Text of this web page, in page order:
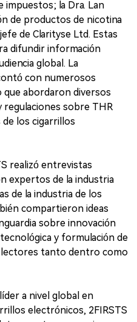
impuestos; la Dra. Lan
de productos de nicotina
de Clarityse Ltd. Estas
difundir información
global. La
con numerosos
que abordaron diversos
regulaciones sobre THR
los cigarrillos
realizó entrevistas
expertos de la industria
de la industria de los
compartieron ideas
sobre innovación
y formulación de
lectores tanto dentro como
a nivel global en
electrónicos, 2FIRSTS